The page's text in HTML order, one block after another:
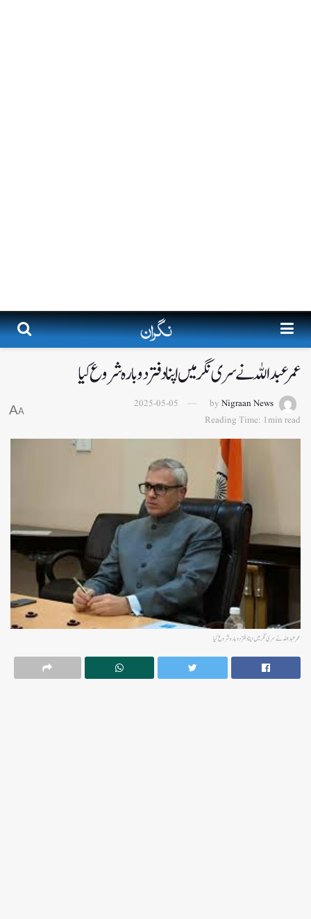
عمر عبداللہ نے سری نگر میں اپنا دفتر دوبارہ شروع کیا
by Nigraan News
2025-05-05
Reading Time: 1min read
A
A
عمر عبداللہ نے سری نگر میں اپنا دفتر دوبارہ شروع کیا